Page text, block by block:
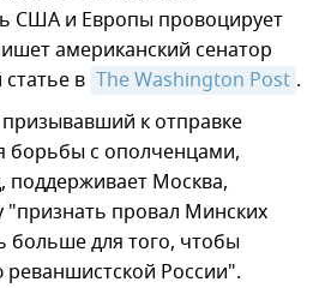
США и Европы провоцирует
американский сенатор
в The Washington Post .
к отправке
борьбы с ополченцами,
поддерживает Москва,
провал Минских
больше для того, чтобы
реваншистской России".